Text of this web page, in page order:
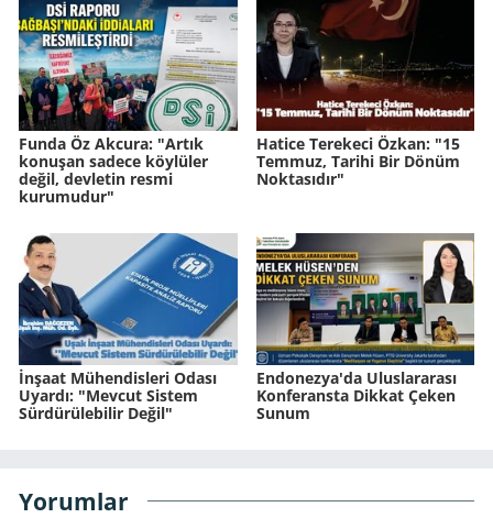
Funda Öz Akcura: "Artık
konuşan sadece köylüler
değil, devletin resmi
kurumudur"
Hatice Terekeci Özkan: "15
Temmuz, Tarihi Bir Dönüm
Noktasıdır"
İnşaat Mühendisleri Odası
Uyardı: "Mevcut Sistem
Sürdürülebilir Değil"
Endonezya'da Uluslararası
Konferansta Dikkat Çeken
Sunum
Yorumlar